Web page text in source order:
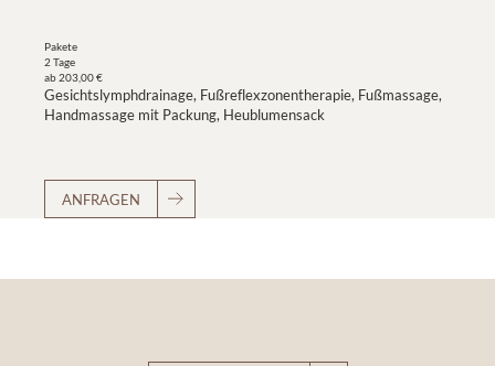
Pakete
2 Tage
ab 203,00 €
Gesichtslymphdrainage, Fußreflexzonentherapie, Fußmassage,
Handmassage mit Packung, Heublumensack
ANFRAGEN